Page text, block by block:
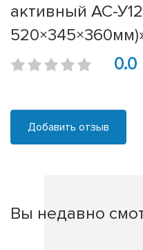
активный АС-
0.0
Добавить отзыв
Вы недавно